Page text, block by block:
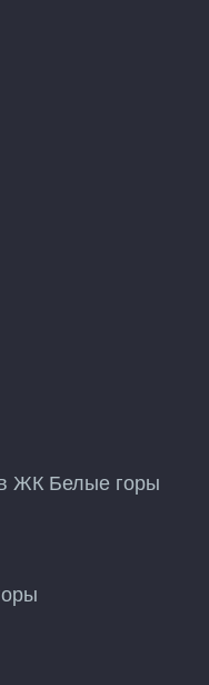
ЖК Белые горы